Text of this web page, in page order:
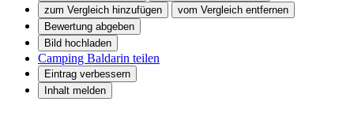
zum Vergleich hinzufügen
vom Vergleich entfernen
Bewertung abgeben
Bild hochladen
Camping Baldarin teilen
Eintrag verbessern
Inhalt melden